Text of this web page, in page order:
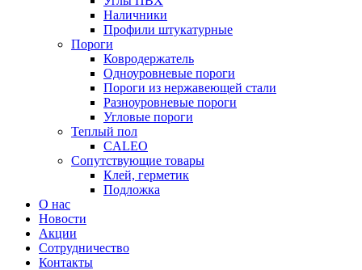
Наличники
Профили штукатурные
Пороги
Ковродержатель
Одноуровневые пороги
Пороги из нержавеющей стали
Разноуровневые пороги
Угловые пороги
Теплый пол
CALEO
Сопутствующие товары
Клей, герметик
Подложка
О нас
Новости
Акции
Сотрудничество
Контакты